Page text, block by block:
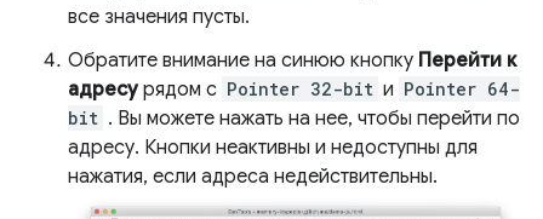
все значения пусты.
Обратите внимание на синюю кнопку Перейти к
адресурядом с Pointer 32-bit и Pointer 64-
bit . Вы можете нажать на нее, чтобы перейти по
адресу. Кнопки неактивны и недоступны для
нажатия, если адреса недействительны.